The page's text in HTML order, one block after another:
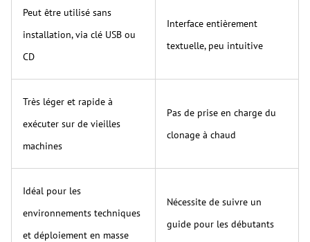
Peut être utilisé sans
installation, via clé USB ou
CD
Interface entièrement
textuelle, peu intuitive
Très léger et rapide à
exécuter sur de vieilles
machines
Pas de prise en charge du
clonage à chaud
Idéal pour les
environnements techniques
et déploiement en masse
Nécessite de suivre un
guide pour les débutants